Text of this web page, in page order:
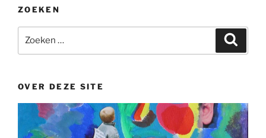
ZOEKEN
naar:
OVER DEZE SITE